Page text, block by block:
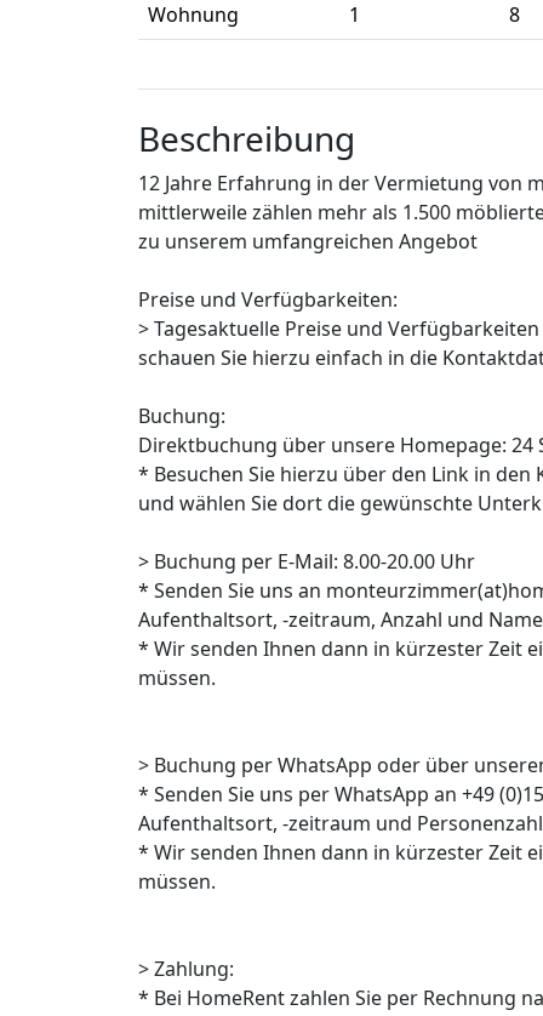
Wohnung
1 8
Beschreibung
12 Jahre Erfahrung in der Vermietung von
mittlerweile zählen mehr als 1.500
zu unserem umfangreichen Angebot
Preise und Verfügbarkeiten:
> Tagesaktuelle Preise und
schauen Sie hierzu einfach in die
Buchung:
Direktbuchung über unsere Homepage: 24
* Besuchen Sie hierzu über den Link in
und wählen Sie dort die gewünschte
> Buchung per E-Mail: 8.00-20.00 Uhr
* Senden Sie uns an
Aufenthaltsort, -zeitraum, Anzahl und
* Wir senden Ihnen dann in kürzester Zeit
müssen.
> Buchung per WhatsApp oder über
* Senden Sie uns per WhatsApp an +49
Aufenthaltsort, -zeitraum und Personenzahl
* Wir senden Ihnen dann in kürzester Zeit
müssen.
> Zahlung:
* Bei HomeRent zahlen Sie per Rechnung